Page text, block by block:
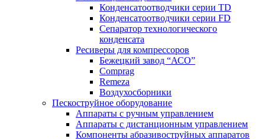
Конденсатоотводчики серии TD
Конденсатоотводчики серии FD
Сепаратор технологического
конденсата
Ресиверы для компрессоров
Бежецкий завод “АСО”
Comprag
Remeza
Воздухосборники
Пескоструйное оборудование
Аппараты с ручным управлением
Аппараты с дистанционным управлением
Компоненты абразивоструйных аппаратов